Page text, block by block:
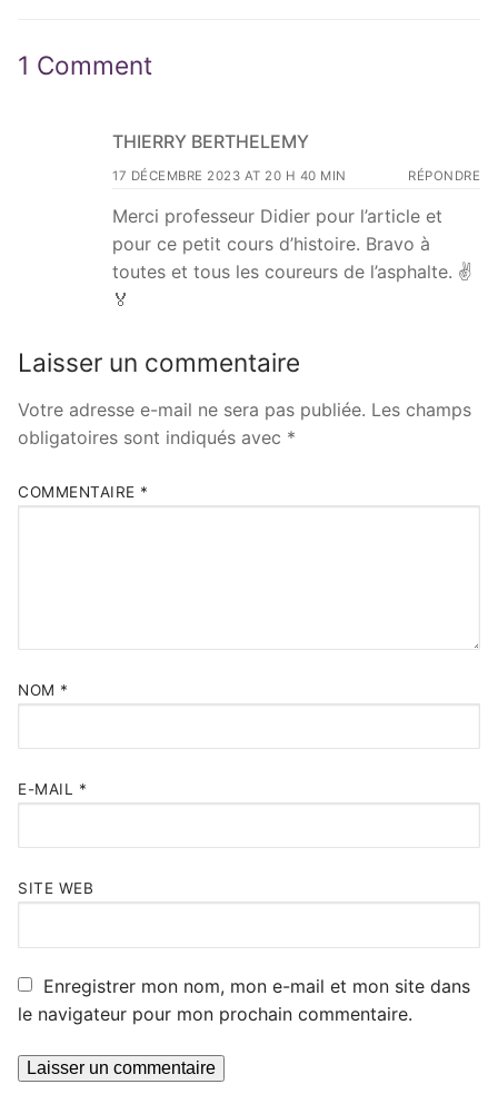
1 Comment
THIERRY BERTHELEMY
17 DÉCEMBRE 2023 AT 20 H 40 MIN RÉPONDRE
Merci professeur Didier pour l’article et
pour ce petit cours d’histoire. Bravo à
toutes et tous les coureurs de l’asphalte. ✌️
🏅
Laisser un commentaire
Votre adresse e-mail ne sera pas publiée. Les champs
obligatoires sont indiqués avec *
COMMENTAIRE *
NOM *
E-MAIL *
SITE WEB
Enregistrer mon nom, mon e-mail et mon site dans
le navigateur pour mon prochain commentaire.